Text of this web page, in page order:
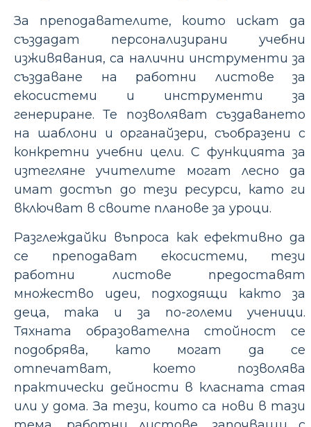
За преподавателите, които искат да
създадат персонализирани учебни
изживявания, са налични инструменти за
създаване на работни листове за
екосистеми и инструменти за
генериране. Те позволяват създаването
на шаблони и органайзери, съобразени с
конкретни учебни цели. С функцията за
изтегляне учителите могат лесно да
имат достъп до тези ресурси, като ги
включват в своите планове за уроци.
Разглеждайки въпроса как ефективно да
се преподават екосистеми, тези
работни листове предоставят
множество идеи, подходящи както за
деца, така и за по-големи ученици.
Тяхната образователна стойност се
подобрява, като могат да се
отпечатват, което позволява
практически дейности в класната стая
или у дома. За тези, които са нови в тази